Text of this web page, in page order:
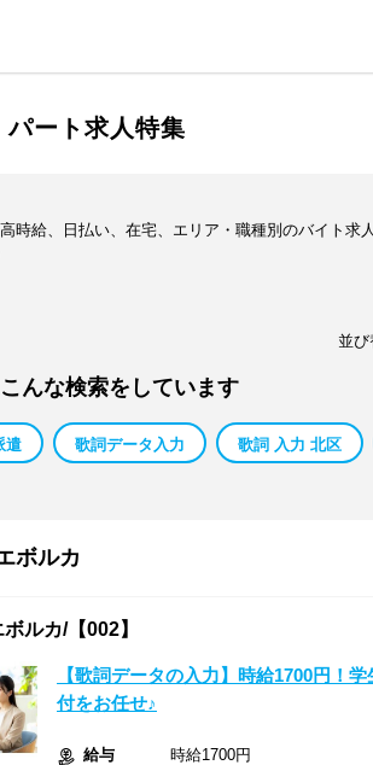
ート求人特集
給、日払い、在宅、エリア・職種別のバイト求
並び
んな検索をしています
遣 歌詞データ入力 歌詞 入力 北区
ボルカ
ルカ/【002】
【歌詞データの入力】時給1700円！
付をお任せ♪
給与
時給1700円